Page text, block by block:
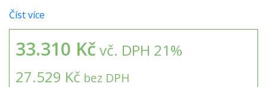
Číst více
33.310 Kč vč. DPH 21%
27.529 Kč bez DPH